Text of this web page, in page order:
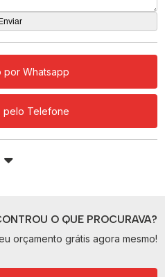
por Whatsapp
pelo Telefone
O QUE PROCURAVA?
orçamento grátis agora mesmo!